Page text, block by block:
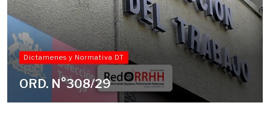
Dictamenes y Normativa DT
ORD. N°308/29